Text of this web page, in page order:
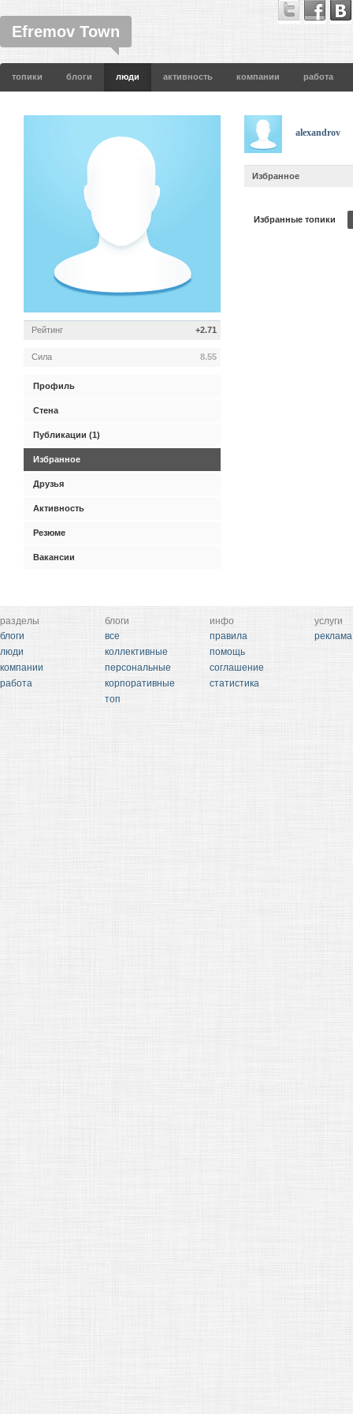
Efremov Town
топики блоги люди активность компании работа
alexandrov
Избранное
Избранные топики
Рейтинг +2.71
Сила 8.55
Профиль
Стена
Публикации (1)
Избранное
Друзья
Активность
Резюме
Вакансии
разделы
блоги
люди
компании
работа
блоги
все
коллективные
персональные
корпоративные
топ
инфо
правила
помощь
соглашение
статистика
услуги
реклама